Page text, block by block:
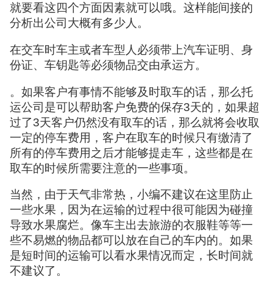
就要看这四个方面因素就可以哦。这样能间接的
分析出公司大概有多少人。
在交车时车主或者车型人必须带上汽车证明、身
份证、车钥匙等必须物品交由承运方。
。如果客户有事情不能够及时取车的话，那么托
运公司是可以帮助客户免费的保存3天的，如果超
过了3天客户仍然没有取车的话，那么就将会收取
一定的停车费用，客户在取车的时候只有缴清了
所有的停车费用之后才能够提走车，这些都是在
取车的时候所需要注意的一些事项。
当然，由于天气非常热，小编不建议在这里防止
一些水果，因为在运输的过程中很可能因为碰撞
导致水果腐烂。像车主出去旅游的衣服鞋等等一
些不易燃的物品都可以放在自己的车内的。如果
是短时间的运输可以看水果情况而定，长时间就
不建议了。